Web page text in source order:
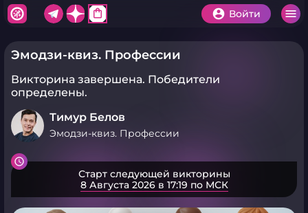
shopping_bag Войти
Эмодзи-квиз. Профессии
Викторина завершена. Победители
определены.
Тимур Белов
Эмодзи-квиз. Профессии
Старт следующей викторины
8 Августа 2026 в 17:19 по МСК